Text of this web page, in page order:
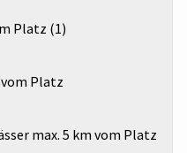
Platz (1)
Platz
max. 5 km vom Platz